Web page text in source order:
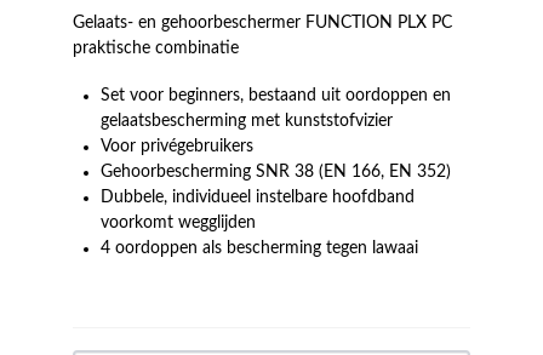
Gelaats- en gehoorbeschermer FUNCTION PLX PC
praktische combinatie
Set voor beginners, bestaand uit oordoppen en
gelaatsbescherming met kunststofvizier
Voor privégebruikers
Gehoorbescherming SNR 38 (EN 166, EN 352)
Dubbele, individueel instelbare hoofdband
voorkomt wegglijden
4 oordoppen als bescherming tegen lawaai